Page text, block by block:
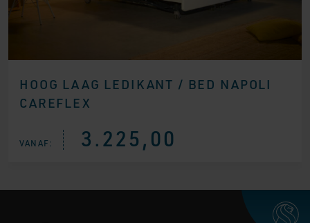
HOOG LAAG LEDIKANT / BED NAPOLI
CAREFLEX
VANAF: 3.225,00